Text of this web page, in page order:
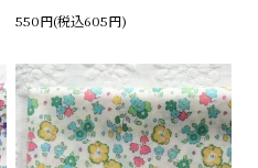
550円(税込605円)